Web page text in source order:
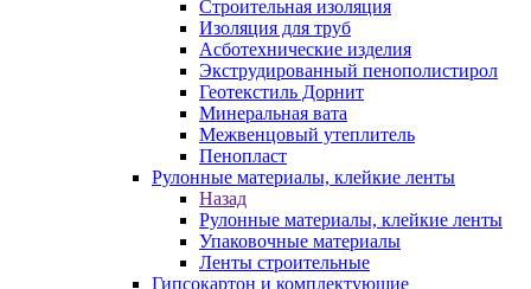
Строительная изоляция
Изоляция для труб
Асботехнические изделия
Экструдированный пенополистирол
Геотекстиль Дорнит
Минеральная вата
Межвенцовый утеплитель
Пенопласт
Рулонные материалы, клейкие ленты
Назад
Рулонные материалы, клейкие ленты
Упаковочные материалы
Ленты строительные
Гипсокартон и комплектующие